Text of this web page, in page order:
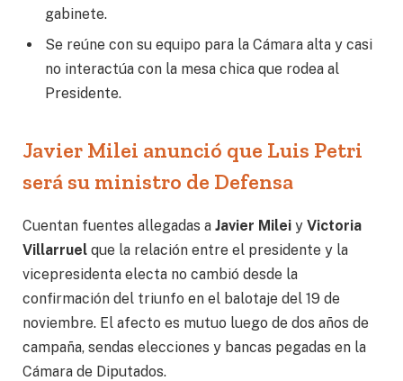
gabinete.
Se reúne con su equipo para la Cámara alta y casi
no interactúa con la mesa chica que rodea al
Presidente.
Javier Milei anunció que Luis Petri
será su ministro de Defensa
Cuentan fuentes allegadas a Javier Milei y Victoria
Villarruel que la relación entre el presidente y la
vicepresidenta electa no cambió desde la
confirmación del triunfo en el balotaje del 19 de
noviembre. El afecto es mutuo luego de dos años de
campaña, sendas elecciones y bancas pegadas en la
Cámara de Diputados.